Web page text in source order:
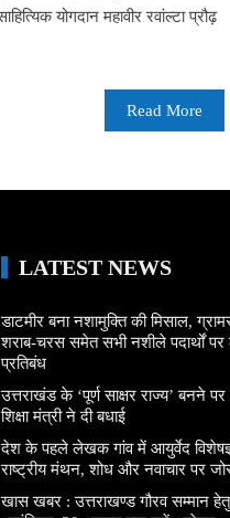
योगदान महावीर रवांल्टा प्रौढ़
Read More
LATEST NEWS
डाटमीर बना नशामुक्ति की मिसाल,
शराब-चरस समेत सभी नशीले पदार्थों पर
प्रतिबंध
उत्तराखंड के ‘पूर्ण साक्षर राज्य’ बनने
शिक्षा मंत्री ने दी बधाई
देश के पहले लेखक गांव में आयुर्वेद
राष्ट्रीय मंथन, शोध और नवाचार पर
खास खबर : उत्तराखण्ड गौरव सम्मान